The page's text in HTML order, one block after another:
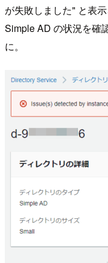
が失敗しました" と表
Simple AD の状況を確
に。